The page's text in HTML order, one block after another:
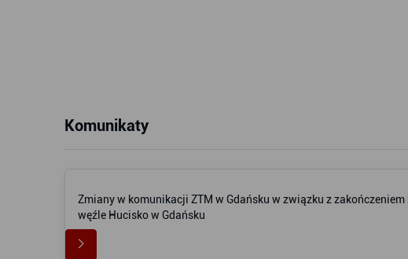
Komunikaty
Zmiany w komunikacji ZTM w Gdańsku w związku z
węźle Hucisko w Gdańsku